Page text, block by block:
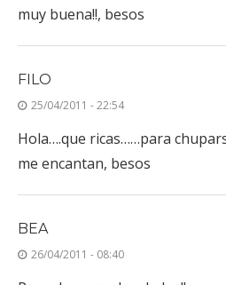
muy buena!!, besos
FILO
25/04/2011 - 22:54
Hola….que ricas……para
me encantan, besos
BEA
26/04/2011 - 08:40